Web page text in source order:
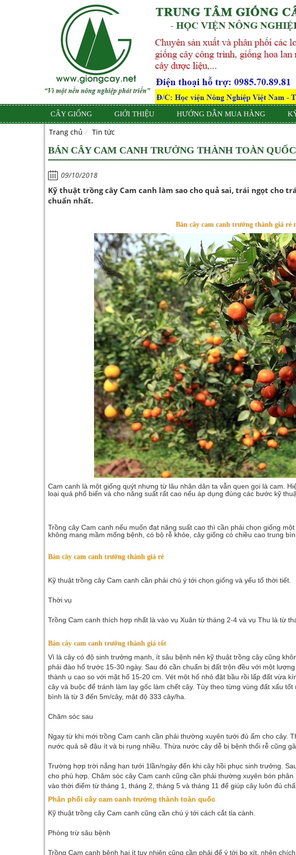
CÂY GIỐNG GIỚI THIỆU HƯỚNG DẪN MUA HÀNG
Trang chủ Tin tức
BÁN CÂY CAM CANH TRƯỞNG THÀNH TOÀN QUỐC
09/10/2018
Kỹ thuật trồng cây Cam canh làm sao cho quả sai, trái ngọt cho
chuẩn nhất.
Bán cây cam canh trưởng thành giá rẻ
Cam canh là một giống quýt nhưng từ lâu nhân dân ta vẫn quen gọi là cam.
loại quả phổ biến và cho năng suất rất cao nếu áp dụng đúng các bước kỹ
Trồng cây Cam canh nếu muốn đạt năng suất cao thì cần phải chọn giống
không mang mầm mống bệnh, có bộ rễ khỏe, cây giống có chiều cao trung
Bán cây cam canh trưởng thành giá rẻ
Kỹ thuật trồng cây Cam canh cần phải chú ý tới chọn giống và yếu tố thời tiết.
Thời vụ
Trồng Cam canh thích hợp nhất là vào vụ Xuân từ tháng 2-4 và vụ Thu là từ
Bán cây cam canh trưởng thành giá tốt
Vì là cây có độ sinh trưởng mạnh, ít sâu bệnh nên kỹ thuật trồng cây cũng
phải đào hố trước 15-30 ngày. Sau đó cần chuẩn bị đất trộn đều với một
thành ụ cao so với mặt hố 15-20 cm. Vét một hố nhỏ đặt bầu rồi lấp đất vừa
cây và buộc để tránh làm lay gốc làm chết cây. Tùy theo từng vùng đất xấu
bình là từ 3 đến 5m/cây, mật độ 333 cây/ha.
Chăm sóc sau
Ngay từ khi mới trồng Cam canh cần phải thường xuyên tưới đủ ẩm cho cây.
nước quả sẽ đậu ít và bị rụng nhiều. Thừa nước cây dễ bị bệnh thối rễ cũng
Trường hợp trời nắng hạn tưới 1lần/ngày đến khi cây hồi phục sinh trưởng.
cho phù hợp. Chăm sóc cây Cam canh cũng cần phải thường xuyên bón
vào thời điểm từ tháng 1, tháng 2, tháng 5 và tháng 11 để giúp cây luôn đủ
Phân phối cây cam canh trưởng thành toàn quốc
Kỹ thuật trồng cây Cam canh cũng cần chú ý tới cách cắt tỉa cành.
Phòng trừ sâu bệnh
Trồng Cam canh bệnh hại ít tuy nhiên cũng cần phải để ý tới bọ xít, nhện